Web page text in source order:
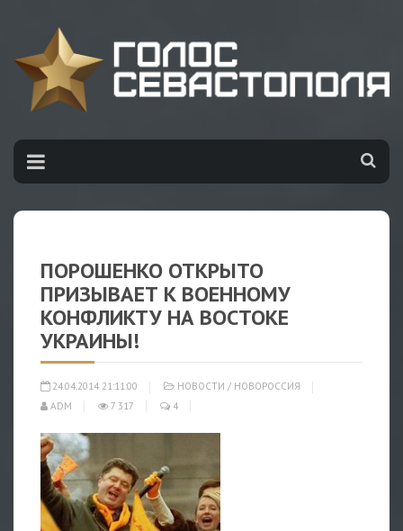
ПОРОШЕНКО ОТКРЫТО
ПРИЗЫВАЕТ К ВОЕННОМУ
КОНФЛИКТУ НА ВОСТОКЕ
УКРАИНЫ!
24.04.2014 21:11:00 НОВОСТИ / НОВОРОССИЯ
ADM
7 317 4